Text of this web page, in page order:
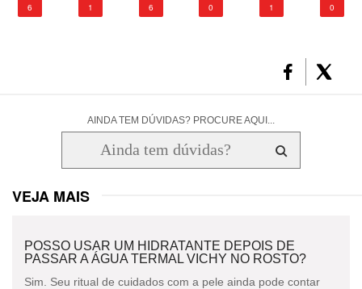
6 1 6 0 1 0
AINDA TEM DÚVIDAS? PROCURE AQUI...
VEJA MAIS
POSSO USAR UM HIDRATANTE DEPOIS DE
PASSAR A ÁGUA TERMAL VICHY NO ROSTO?
Sim. Seu ritual de cuidados com a pele ainda pode contar